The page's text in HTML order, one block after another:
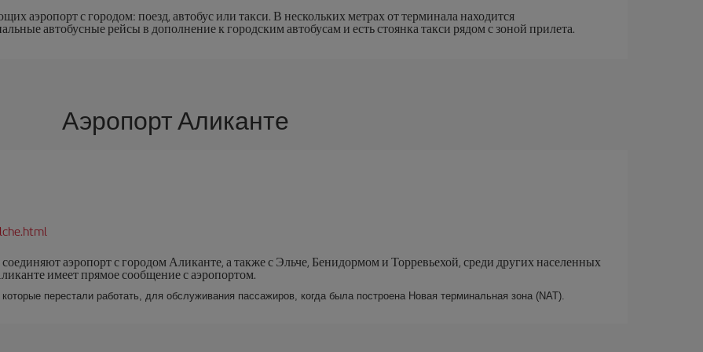
аэропорт с городом: поезд, автобус или такси. В нескольких метрах от терминала находится
автобусные рейсы в дополнение к городским автобусам и есть стоянка такси рядом с зоной прилета.
Аэропорт Аликанте
аэропорт с городом Аликанте, а также с Эльче, Бенидормом и Торревьехой, среди других населенных
имеет прямое сообщение с аэропортом.
перестали работать, для обслуживания пассажиров, когда была построена Новая терминальная зона (NAT).